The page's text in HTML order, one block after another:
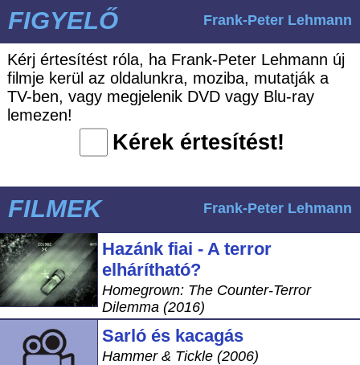
FIGYELŐ Frank-Peter Lehmann
Kérj értesítést róla, ha Frank-Peter Lehmann új
filmje kerül az oldalunkra, moziba, mutatják a
TV-ben, vagy megjelenik DVD vagy Blu-ray
lemezen!
Kérek értesítést!
FILMEK Frank-Peter Lehmann
Hazánk fiai - A terror
elhárítható?
Homegrown: The Counter-Terror
Dilemma (2016)
Sarló és kacagás
Hammer & Tickle (2006)